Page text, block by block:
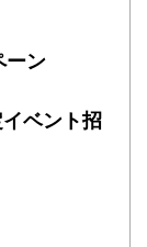
ーン
ベント招